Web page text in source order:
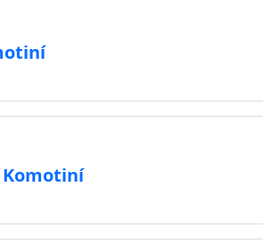
Komotiní